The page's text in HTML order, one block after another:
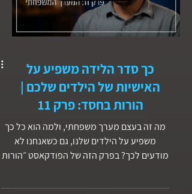
Load video
כך סדר הלידה משפיע על
האישיות של הילדים שלכם |
הורות בחסד: פרק 11
מה זה בעצם מערך משפחתי, ולמה הוא כל כך
מודעים לכך? בפרק הזה של הפודקאסט ״הורות